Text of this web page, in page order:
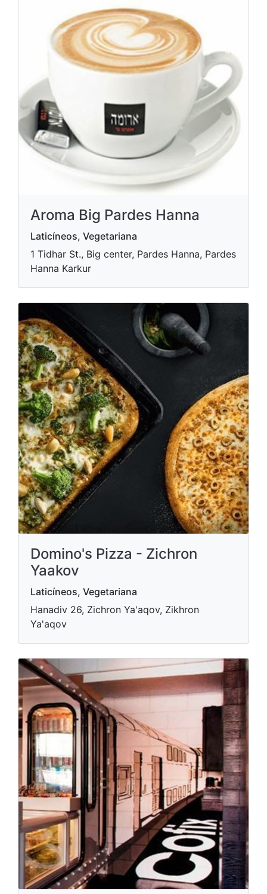
Aroma Big Pardes Hanna
Laticíneos, Vegetariana
1 Tidhar St., Big center, Pardes Hanna, Pardes
Hanna Karkur
Domino's Pizza - Zichron
Yaakov
Laticíneos, Vegetariana
Hanadiv 26, Zichron Ya'aqov, Zikhron
Ya'aqov